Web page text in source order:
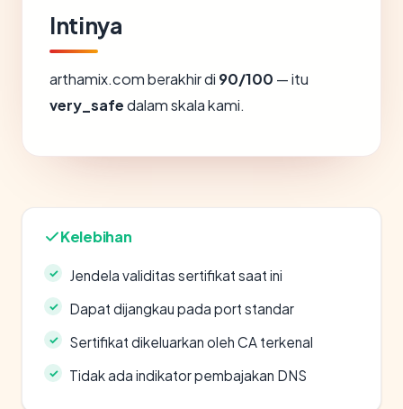
Intinya
arthamix.com berakhir di 90/100 — itu
very_safedalam skala kami.
Kelebihan
Jendela validitas sertifikat saat ini
Dapat dijangkau pada port standar
Sertifikat dikeluarkan oleh CA terkenal
Tidak ada indikator pembajakan DNS